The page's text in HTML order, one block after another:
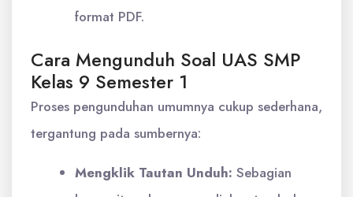
format PDF.
Cara Mengunduh Soal UAS SMP
Kelas 9 Semester 1
Proses pengunduhan umumnya cukup sederhana,
tergantung pada sumbernya:
Mengklik Tautan Unduh: Sebagian